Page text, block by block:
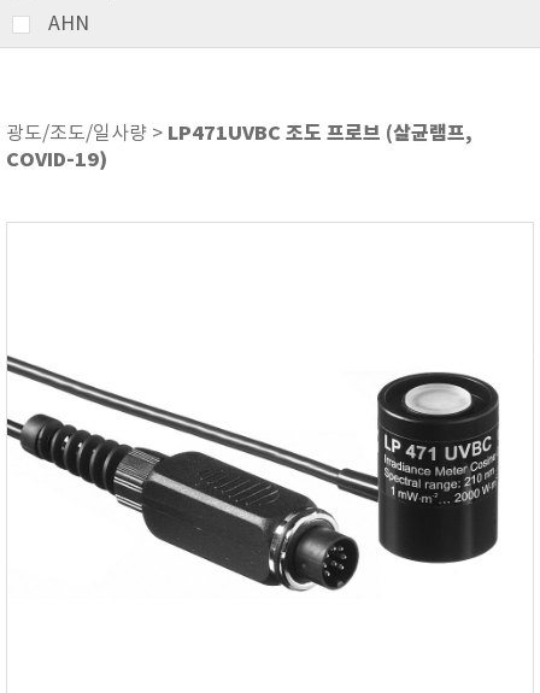
AHN
ATAGO
AZ INSTRUMENT
Delta-OHM
DOHTOYO
DRAGER (드레가)
e-Plus Innovation
광도/조도/일사량 > LP471UVBC 조도 프로브 (살균램프,
COVID-19)